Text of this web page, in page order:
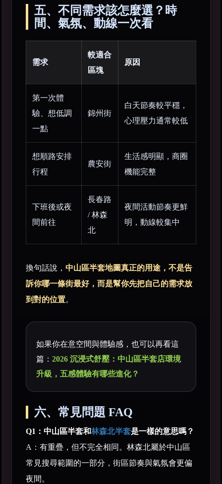
五、不同需求該怎麼選？時
間、氣氛、動線一次看
需求
較適合
區塊
原因
第一次體
驗、想低調
一點
錦州街
白天節奏較平穩，
心理壓力通常較低
想順路安排
行程
農安街
生活感明顯，商圈
機能完整
下班後或夜
間前往
長春路
/ 林森
北
夜間活動節奏更鮮
明，動線較集中
換句話說， 中山區半套地圖真正的用途，不是告
訴你哪一條街最好，而是幫你先把自己的需求放
到對的位置。
如果你在意空間與體驗感，也可以再看這
篇： 2026 沉浸式舒壓：中山區半套店環境
升級，五感體驗有哪些進化？
六、常見問題 FAQ
Q1：中山區半套和林森北半套是一樣的意思嗎？
A：有重疊，但不完全相同。林森北屬於中山區
常見搜尋範圍的一部分，街區節奏與氣氛會更偏
夜間。